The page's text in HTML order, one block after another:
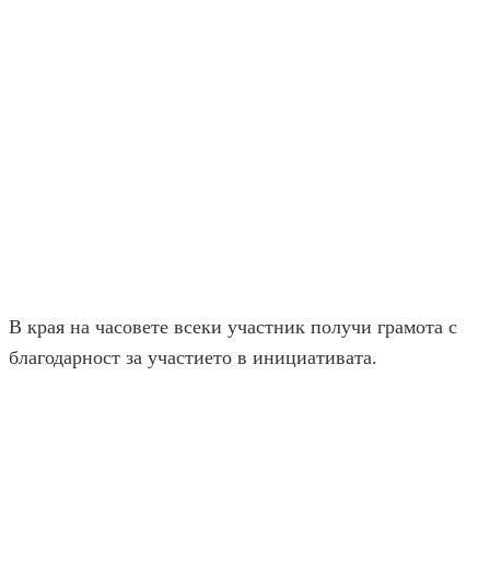
В края на часовете всеки участник получи грамота с
благодарност за участието в инициативата.